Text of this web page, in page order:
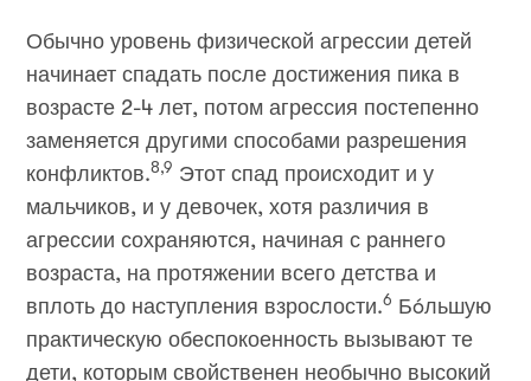
Обычно уровень физической агрессии детей
начинает спадать после достижения пика в
возрасте 2-4 лет, потом агрессия постепенно
заменяется другими способами разрешения
конфликтов.8,9 Этот спад происходит и у
мальчиков, и у девочек, хотя различия в
агрессии сохраняются, начиная с раннего
возраста, на протяжении всего детства и
вплоть до наступления взрослости.6 Бóльшую
практическую обеспокоенность вызывают те
дети, которым свойственен необычно высокий